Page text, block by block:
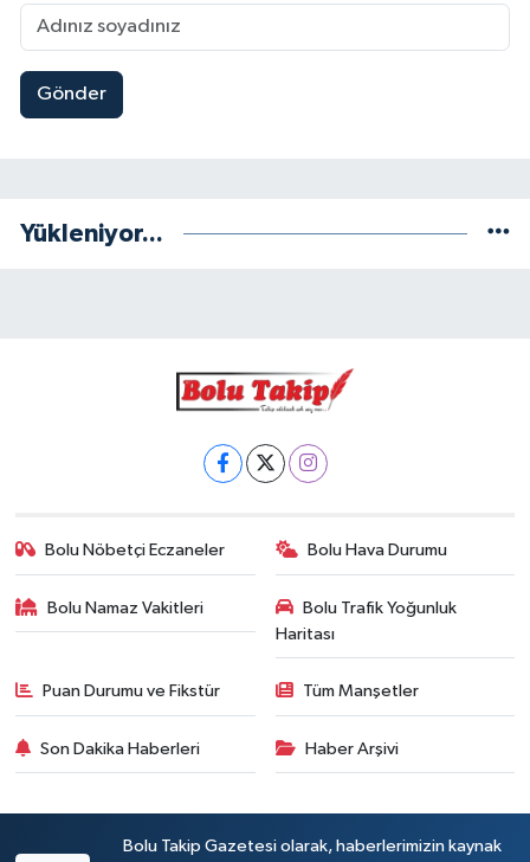
Gönder
Yükleniyor...
Bolu Nöbetçi Eczaneler Bolu Hava Durumu
Bolu Namaz Vakitleri
Bolu Trafik Yoğunluk
Haritası
Puan Durumu ve Fikstür Tüm Manşetler
Son Dakika Haberleri Haber Arşivi
Bolu Takip Gazetesi olarak, haberlerimizin kaynak